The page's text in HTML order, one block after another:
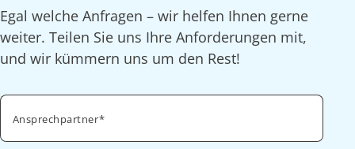
Egal welche Anfragen – wir helfen Ihnen gerne
weiter. Teilen Sie uns Ihre Anforderungen mit,
und wir kümmern uns um den Rest!
Ansprechpartner